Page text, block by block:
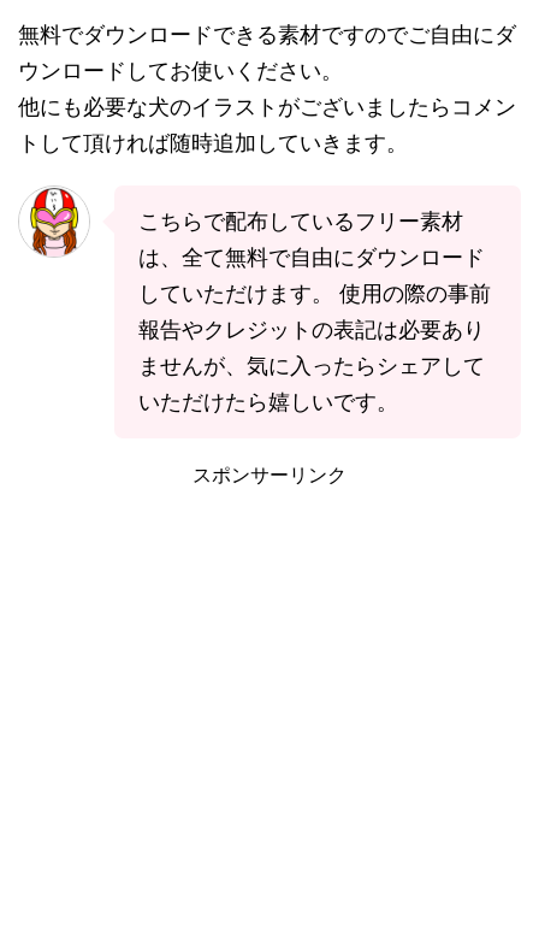
無料でダウンロードできる素材ですのでご自由にダ
ウンロードしてお使いください。
他にも必要な犬のイラストがございましたらコメン
トして頂ければ随時追加していきます。
こちらで配布しているフリー素材
は、全て無料で自由にダウンロード
していただけます。 使用の際の事前
報告やクレジットの表記は必要あり
ませんが、気に入ったらシェアして
いただけたら嬉しいです。
スポンサーリンク